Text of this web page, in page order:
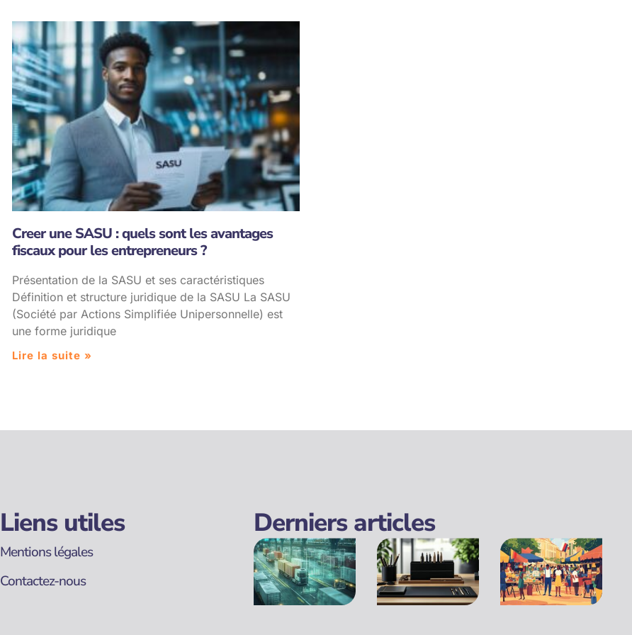
Creer une SASU : quels sont les avantages
fiscaux pour les entrepreneurs ?
Présentation de la SASU et ses caractéristiques
Définition et structure juridique de la SASU La SASU
(Société par Actions Simplifiée Unipersonnelle) est
une forme juridique
Lire la suite »
Liens utiles
Mentions légales
Contactez-nous
Derniers articles